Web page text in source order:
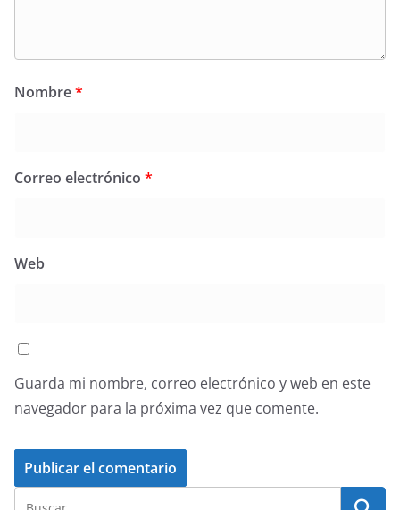
Nombre*
Correo electrónico *
Web
Guarda mi nombre, correo electrónico y web en este
navegador para la próxima vez que comente.